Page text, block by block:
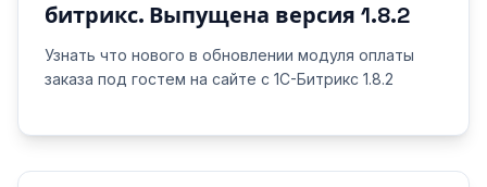
битрикс. Выпущена версия 1.8.2
Узнать что нового в обновлении модуля оплаты
заказа под гостем на сайте с 1С-Битрикс 1.8.2